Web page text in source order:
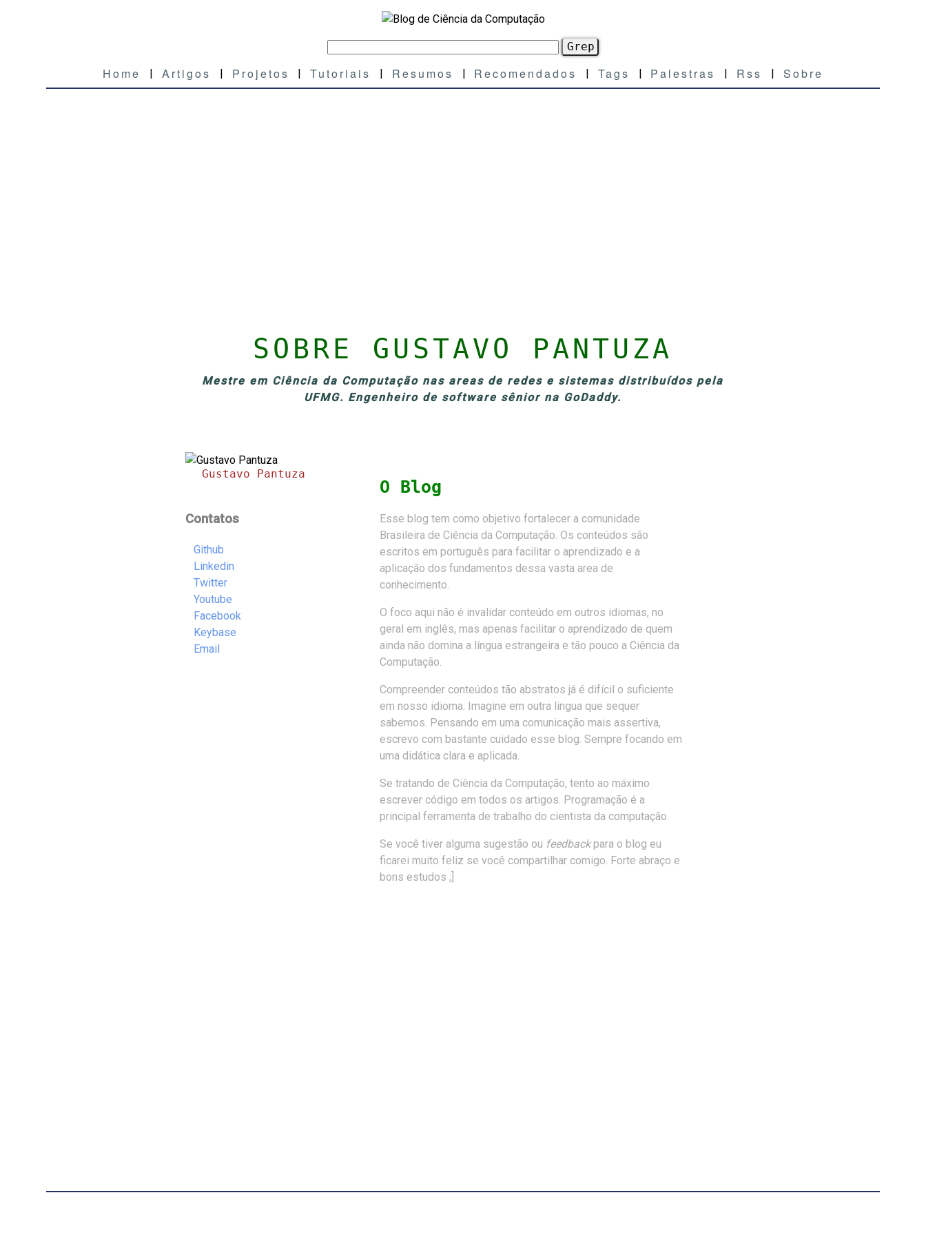
Home Artigos Projetos Tutoriais Resumos Recomendados Tags Palestras Rss Sobre
SOBRE GUSTAVO PANTUZA
Mestre em Ciência da Computação nas areas de redes e sistemas distribuídos pela
UFMG. Engenheiro de software sênior na GoDaddy.
Gustavo Pantuza
Contatos
Github
Linkedin
Twitter
Youtube
Facebook
Keybase
Email
O Blog
Esse blog tem como objetivo fortalecer a comunidade
Brasileira de Ciência da Computação. Os conteúdos são
escritos em português para facilitar o aprendizado e a
aplicação dos fundamentos dessa vasta area de
conhecimento.
O foco aqui não é invalidar conteúdo em outros idiomas, no
geral em inglês, mas apenas facilitar o aprendizado de quem
ainda não domina a língua estrangeira e tão pouco a Ciência da
Computação.
Compreender conteúdos tão abstratos já é difícil o suficiente
em nosso idioma. Imagine em outra lingua que sequer
sabemos. Pensando em uma comunicação mais assertiva,
escrevo com bastante cuidado esse blog. Sempre focando em
uma didática clara e aplicada.
Se tratando de Ciência da Computação, tento ao máximo
escrever código em todos os artigos. Programação é a
principal ferramenta de trabalho do cientista da computação
Se você tiver alguma sugestão ou feedbackpara o blog eu
ficarei muito feliz se você compartilhar comigo. Forte abraço e
bons estudos ;]